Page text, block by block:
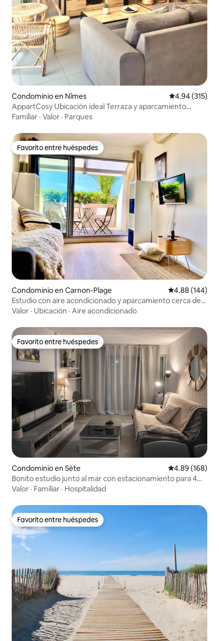
Condominio en Nîmes Calificación
4.94 (315)
AppartCosy Ubicación ideal Terraza y aparcamiento
gratuito
Familiar · Valor · Parques
Favorito entre huéspedes
Favorito entre huéspedes
Condominio en Carnon-Plage Calificación
4.88 (144)
Estudio con aire acondicionado y aparcamiento cerca del
puerto y la playa
Valor · Ubicación · Aire acondicionado
Favorito entre huéspedes
Favorito entre huéspedes
Condominio en Sète Calificación
4.89 (168)
Bonito estudio junto al mar con estacionamiento para 4
personas
Valor · Familiar · Hospitalidad
Favorito entre huéspedes
Favorito entre huéspedes